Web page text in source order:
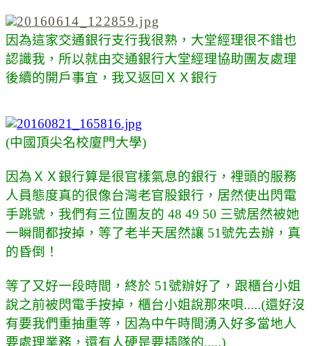
因為這家交通銀行支行我很熟，大堂經理很不錯也
認識我，所以就由交通銀行大堂經理協助團友處理
後續的開戶事宜，我又返回ＸＸ銀行
(中國頂尖名校廈門大學)
因為ＸＸ銀行算是很官樣氣息的銀行，裡頭的服務
人員態度真的很像台灣老官股銀行，居然使出閃電
手跳號，我們有三位團友的 48 49 50 三號居然被她
一瞬間都按掉，等了老半天居然讓 51號先去辦，真
的昏倒！
等了又好一段時間，終於 51號辦好了，跟櫃台小姐
說之前被閃電手按掉，櫃台小姐說那來唄.....(還好沒
有要我們重抽重等，因為中午時間湧入好多當地人
要處理業務，還有人硬是要插隊的.....)